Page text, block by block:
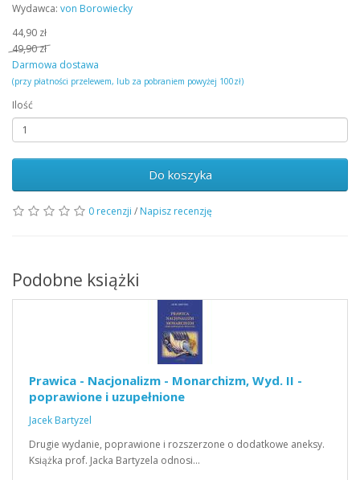
Wydawca: von Borowiecky
44,90 zł
49,90 zł
Darmowa dostawa
(przy płatności przelewem, lub za pobraniem powyżej 100zł)
Ilość
Do koszyka
0 recenzji / Napisz recenzję
Podobne książki
Prawica - Nacjonalizm - Monarchizm, Wyd. II -
poprawione i uzupełnione
Jacek Bartyzel
Drugie wydanie, poprawione i rozszerzone o dodatkowe aneksy.
Książka prof. Jacka Bartyzela odnosi…